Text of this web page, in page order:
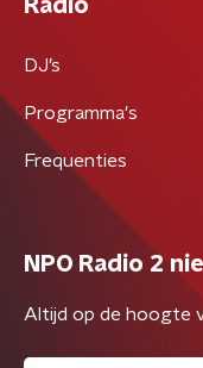
Radio
DJ’s
Programma's
Frequenties
NPO Radio 2
Altijd op de hoogte